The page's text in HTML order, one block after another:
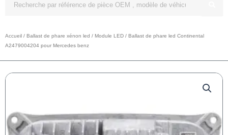
Accueil / Ballast de phare xénon led / Module LED / Ballast de phare led Continental
A2479004204 pour Mercedes benz